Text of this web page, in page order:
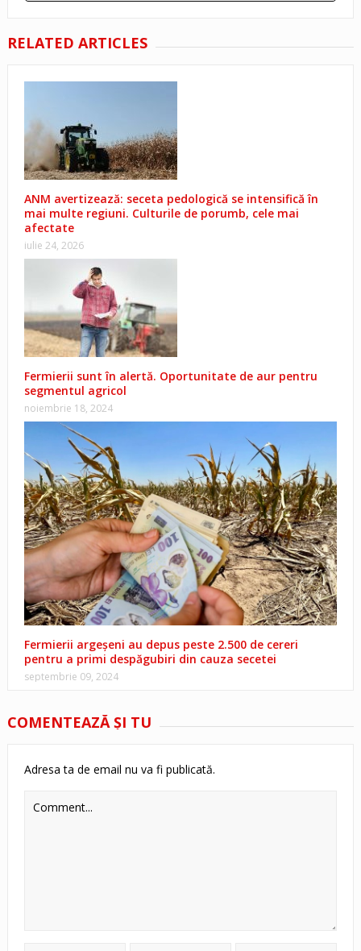
RELATED ARTICLES
ANM avertizează: seceta pedologică se intensifică în
mai multe regiuni. Culturile de porumb, cele mai
afectate
iulie 24, 2026
Fermierii sunt în alertă. Oportunitate de aur pentru
segmentul agricol
noiembrie 18, 2024
Fermierii argeșeni au depus peste 2.500 de cereri
pentru a primi despăgubiri din cauza secetei
septembrie 09, 2024
COMENTEAZĂ ŞI TU
Adresa ta de email nu va fi publicată.